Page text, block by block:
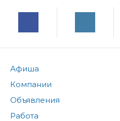
Афиша
Компании
Объявления
Работа